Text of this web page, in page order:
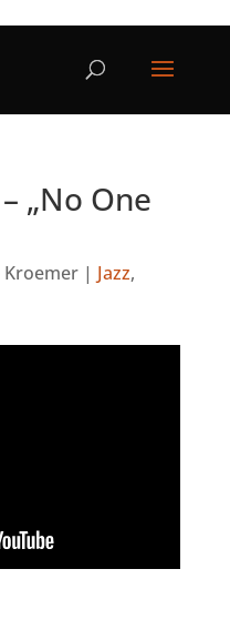
„No One
Kroemer | Jazz,